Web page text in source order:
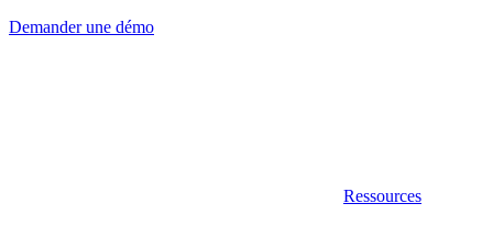
Demander une démo
Ressources